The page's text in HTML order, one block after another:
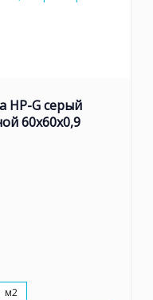
HP-G серый
60x60x0,9
м2